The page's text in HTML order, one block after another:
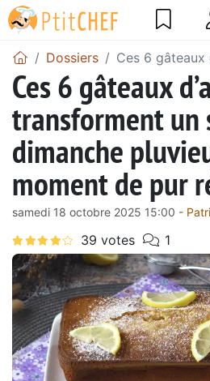
Dossiers Ces 6
Ces 6 gâteaux
transforment un
dimanche
moment de pur
samedi 18 octobre 2025 15:00 -